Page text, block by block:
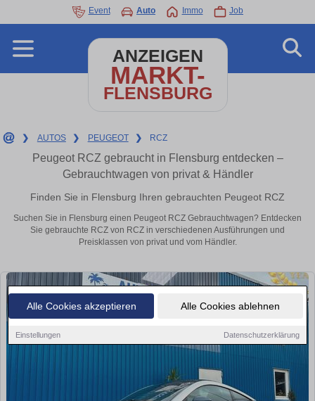
Alle Cookies akzeptieren Alle Cookies ablehnen
Einstellungen Datenschutzerklärung
Event Auto Immo Job
ANZEIGEN
MARKT-
FLENSBURG
❯ AUTOS ❯ PEUGEOT ❯ RCZ
Peugeot RCZ gebraucht in Flensburg entdecken –
Gebrauchtwagen von privat & Händler
Finden Sie in Flensburg Ihren gebrauchten Peugeot RCZ
Suchen Sie in Flensburg einen Peugeot RCZ Gebrauchtwagen? Entdecken
Sie gebrauchte RCZ von RCZ in verschiedenen Ausführungen und
Preisklassen von privat und vom Händler.